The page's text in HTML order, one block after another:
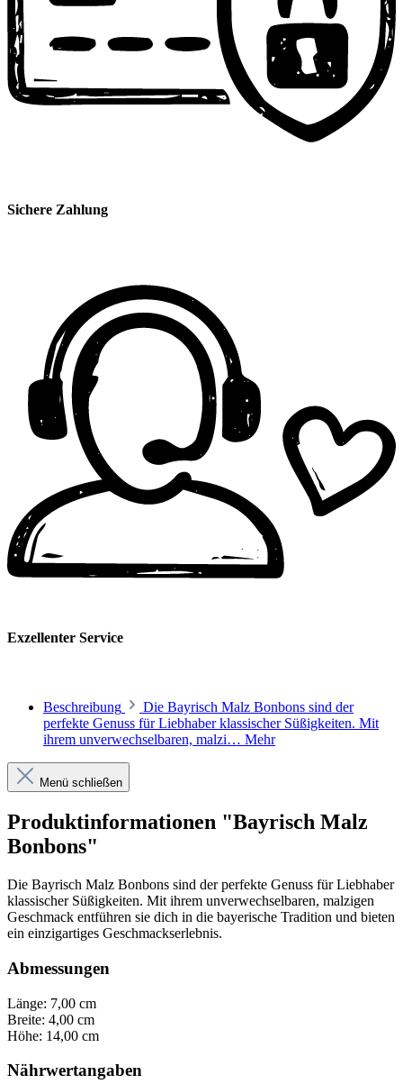
Sichere Zahlung
Exzellenter Service
Beschreibung
Die Bayrisch Malz Bonbons sind der
perfekte Genuss für Liebhaber klassischer Süßigkeiten. Mit
ihrem unverwechselbaren, malzi… Mehr
Menü schließen
Produktinformationen "Bayrisch Malz
Bonbons"
Die Bayrisch Malz Bonbons sind der perfekte Genuss für Liebhaber
klassischer Süßigkeiten. Mit ihrem unverwechselbaren, malzigen
Geschmack entführen sie dich in die bayerische Tradition und bieten
ein einzigartiges Geschmackserlebnis.
Abmessungen
Länge: 7,00 cm
Breite: 4,00 cm
Höhe: 14,00 cm
Nährwertangaben